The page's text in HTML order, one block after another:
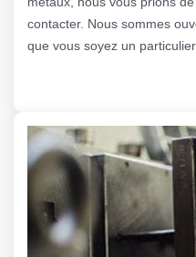
contacter. Nous sommes
que vous soyez un